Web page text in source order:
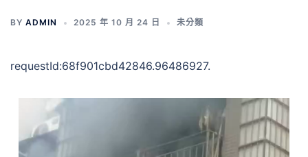
BY ADMIN 2025 年 10 月 24 日 未分類
requestId:68f901cbd42846.96486927.